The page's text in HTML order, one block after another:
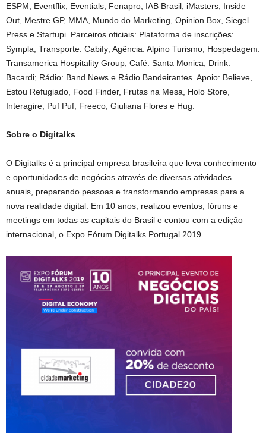
ESPM, Eventflix, Eventials, Fenapro, IAB Brasil, iMasters, Inside
Out, Mestre GP, MMA, Mundo do Marketing, Opinion Box, Siegel
Press e Startupi. Parceiros oficiais: Plataforma de inscrições:
Sympla; Transporte: Cabify; Agência: Alpino Turismo; Hospedagem:
Transamerica Hospitality Group; Café: Santa Monica; Drink:
Bacardi; Rádio: Band News e Rádio Bandeirantes. Apoio: Believe,
Estou Refugiado, Food Finder, Frutas na Mesa, Holo Store,
Interagire, Puf Puf, Freeco, Giuliana Flores e Hug.
Sobre o Digitalks
O Digitalks é a principal empresa brasileira que leva conhecimento
e oportunidades de negócios através de diversas atividades
anuais, preparando pessoas e transformando empresas para a
nova realidade digital. Em 10 anos, realizou eventos, fóruns e
meetings em todas as capitais do Brasil e contou com a edição
internacional, o Expo Fórum Digitalks Portugal 2019.